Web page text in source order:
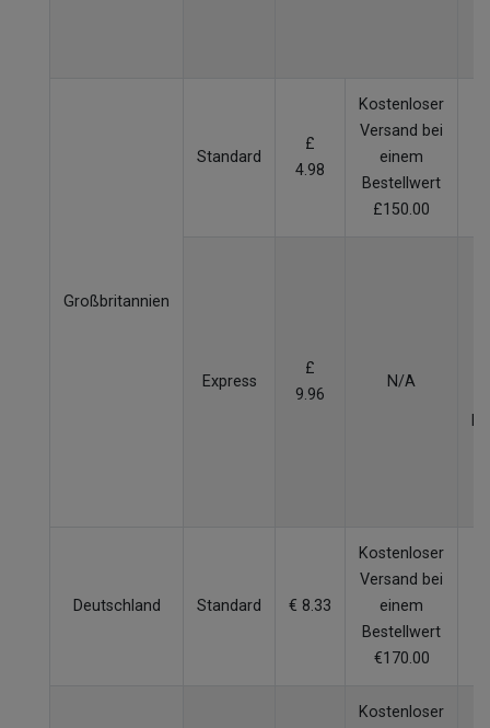
Großbritannien
Standard
£
4.98
Kostenloser
Versand bei
einem
Bestellwert
£150.00
Express
£
9.96
N/A
Deutschland Standard € 8.33
Kostenloser
Versand bei
einem
Bestellwert
€170.00
Kostenloser